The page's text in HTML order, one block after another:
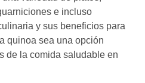
e incluso
y sus beneficios para
quinoa sea una opción
de la comida saludable en